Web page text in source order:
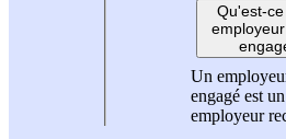
Qu'est-
Un
engagé est un
employeur